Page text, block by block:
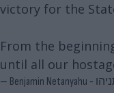
victory for the
From the
until all our